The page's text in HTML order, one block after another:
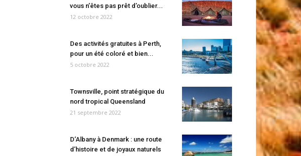
vous n’êtes pas prêt d’oublier...
12 octobre 2022
Des activités gratuites à Perth,
pour un été coloré et bien...
5 octobre 2022
Townsville, point stratégique du
nord tropical Queensland
21 septembre 2022
D’Albany à Denmark : une route
d’histoire et de joyaux naturels